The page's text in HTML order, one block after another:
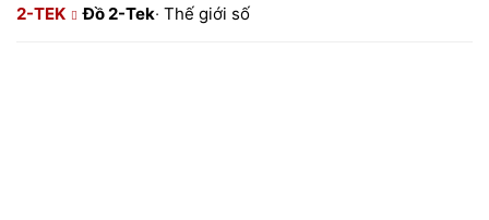
2-TEK Đồ 2-Tek· Thế giới số